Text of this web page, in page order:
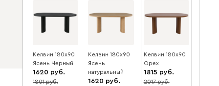
Келвин 180x90
Ясень Черный
1620
10
1801
Келвин 180x90
Ясень
натуральный
1620
Келвин 180x90
Орех
1815
10
2017